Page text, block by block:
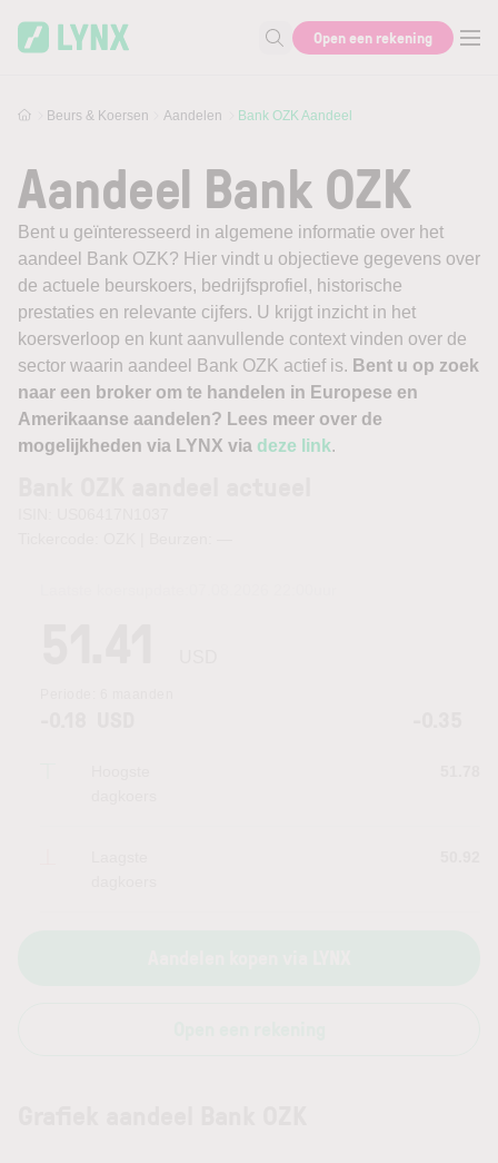
Zoek naar informatie
Open een rekening
Beurs & Koersen Aandelen Bank OZK Aandeel
Aandeel Bank OZK
Bent u geïnteresseerd in algemene informatie over het
aandeel Bank OZK? Hier vindt u objectieve gegevens over
de actuele beurskoers, bedrijfsprofiel, historische
prestaties en relevante cijfers. U krijgt inzicht in het
koersverloop en kunt aanvullende context vinden over de
sector waarin aandeel Bank OZK actief is. Bent u op zoek
naar een broker om te handelen in Europese en
Amerikaanse aandelen? Lees meer over de
mogelijkheden via LYNX via deze link.